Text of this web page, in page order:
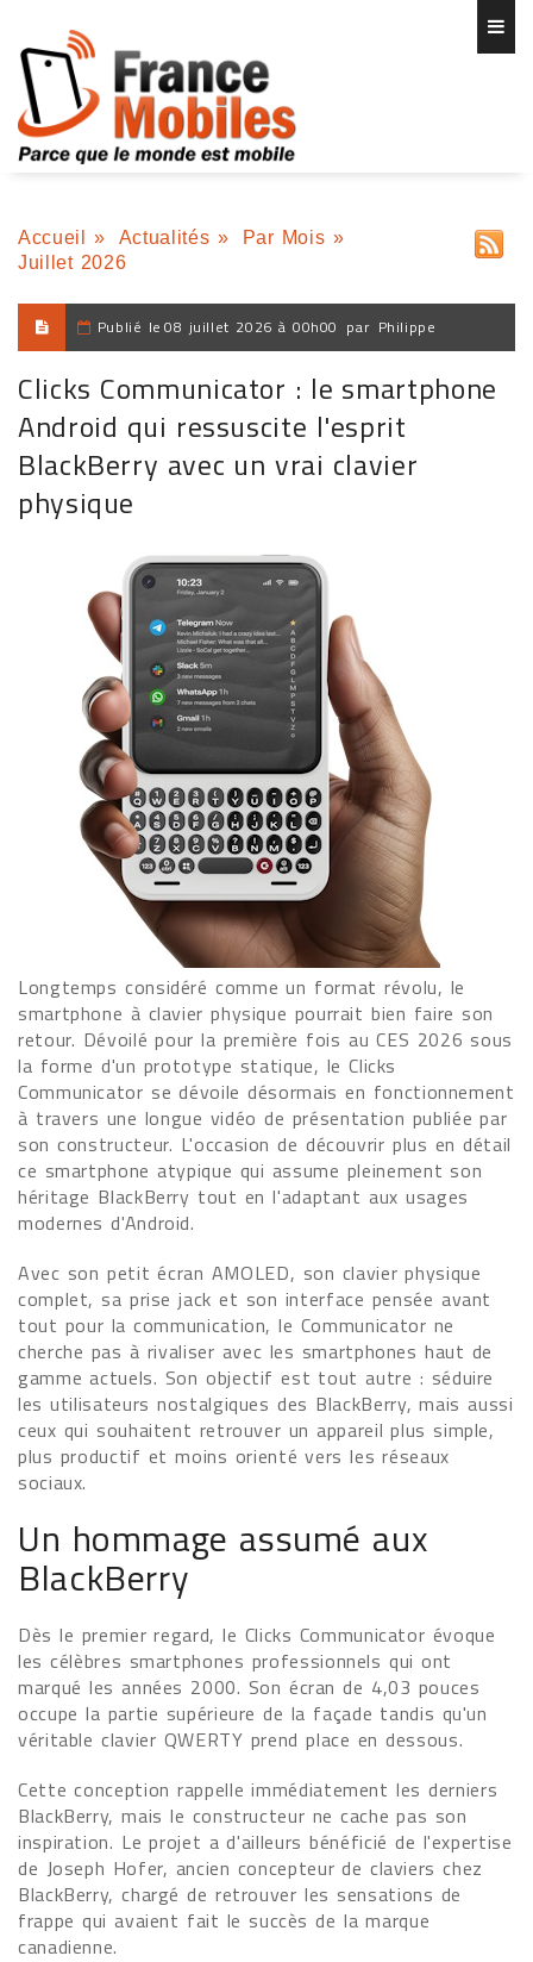
Accueil » Actualités » Par Mois »
Juillet 2026
Publié le 08 juillet 2026 à 00h00 par Philippe
Clicks Communicator : le smartphone
Android qui ressuscite l'esprit
BlackBerry avec un vrai clavier
physique
Longtemps considéré comme un format révolu, le
smartphone à clavier physique pourrait bien faire son
retour. Dévoilé pour la première fois au CES 2026 sous
la forme d'un prototype statique, le Clicks
Communicator se dévoile désormais en fonctionnement
à travers une longue vidéo de présentation publiée par
son constructeur. L'occasion de découvrir plus en détail
ce smartphone atypique qui assume pleinement son
héritage BlackBerry tout en l'adaptant aux usages
modernes d'Android.
Avec son petit écran AMOLED, son clavier physique
complet, sa prise jack et son interface pensée avant
tout pour la communication, le Communicator ne
cherche pas à rivaliser avec les smartphones haut de
gamme actuels. Son objectif est tout autre : séduire
les utilisateurs nostalgiques des BlackBerry, mais aussi
ceux qui souhaitent retrouver un appareil plus simple,
plus productif et moins orienté vers les réseaux
sociaux.
Un hommage assumé aux
BlackBerry
Dès le premier regard, le Clicks Communicator évoque
les célèbres smartphones professionnels qui ont
marqué les années 2000. Son écran de 4,03 pouces
occupe la partie supérieure de la façade tandis qu'un
véritable clavier QWERTY prend place en dessous.
Cette conception rappelle immédiatement les derniers
BlackBerry, mais le constructeur ne cache pas son
inspiration. Le projet a d'ailleurs bénéficié de l'expertise
de Joseph Hofer, ancien concepteur de claviers chez
BlackBerry, chargé de retrouver les sensations de
frappe qui avaient fait le succès de la marque
canadienne.